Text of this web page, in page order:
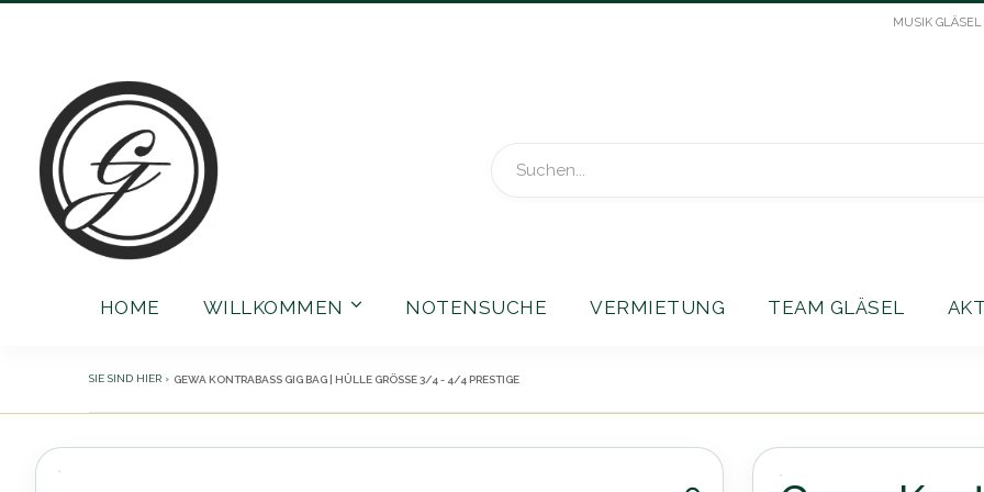
MUSIK GLÄSEL
HOME WILLKOMMEN NOTENSUCHE VERMIETUNG TEAM GLÄSEL
GEWA KONTRABASS GIG BAG | HÜLLE GRÖSSE 3/4 - 4/4 PRESTIGE